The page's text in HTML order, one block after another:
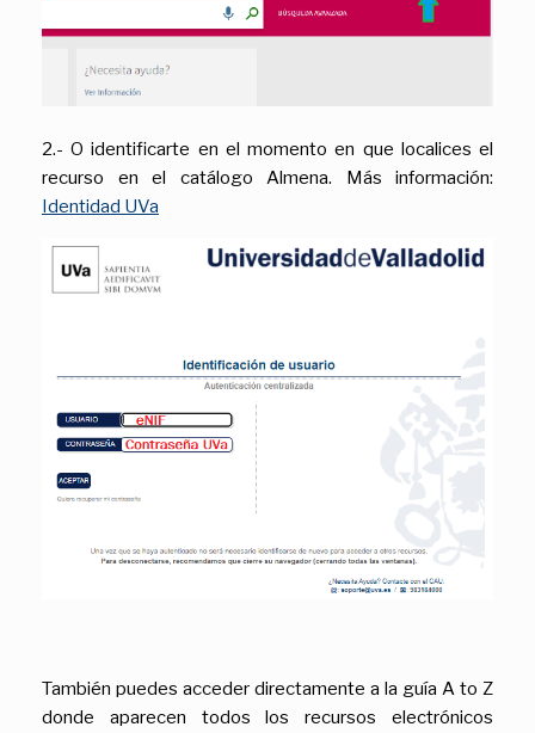
2.- O identificarte en el momento en que localices el
recurso en el catálogo Almena. Más información:
Identidad UVa
También puedes acceder directamente a la guía A to Z
donde aparecen todos los recursos electrónicos